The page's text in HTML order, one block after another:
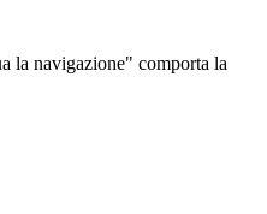
la navigazione" comporta la